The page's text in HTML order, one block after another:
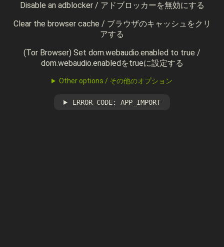
Disable an adblocker / アドブロッカーを無効にする
Clear the browser cache / ブラウザのキャッシュをクリ
アする
(Tor Browser) Set dom.webaudio.enabled to true /
dom.webaudio.enabledをtrueに設定する
Other options / その他のオプション
ERROR CODE: APP_IMPORT